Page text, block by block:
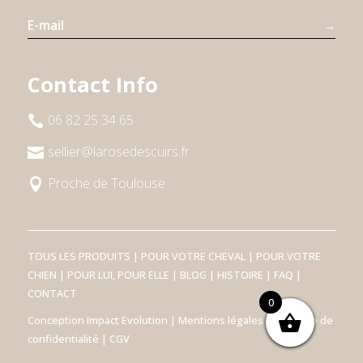
→
Contact Info
 06 82 25 34 65
 sellier@larosedescuirs.fr
 Proche de Toulouse
TOUS LES PRODUITS | POUR VOTRE CHEVAL| POUR VOTRE
CHIEN | POUR LUI, POUR ELLE | BLOG | HISTOIRE | FAQ |
CONTACT
Conception Impact Evolution | Mentions légales|
Politique de
confidentialité | CGV
0